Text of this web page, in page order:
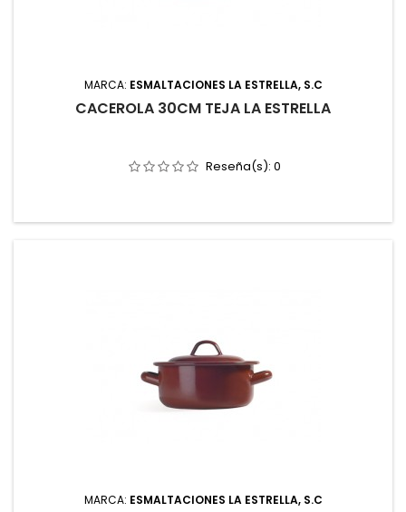
MARCA: ESMALTACIONES LA ESTRELLA, S.C
CACEROLA 30CM TEJA LA ESTRELLA
Reseña(s): 0
MARCA: ESMALTACIONES LA ESTRELLA, S.C